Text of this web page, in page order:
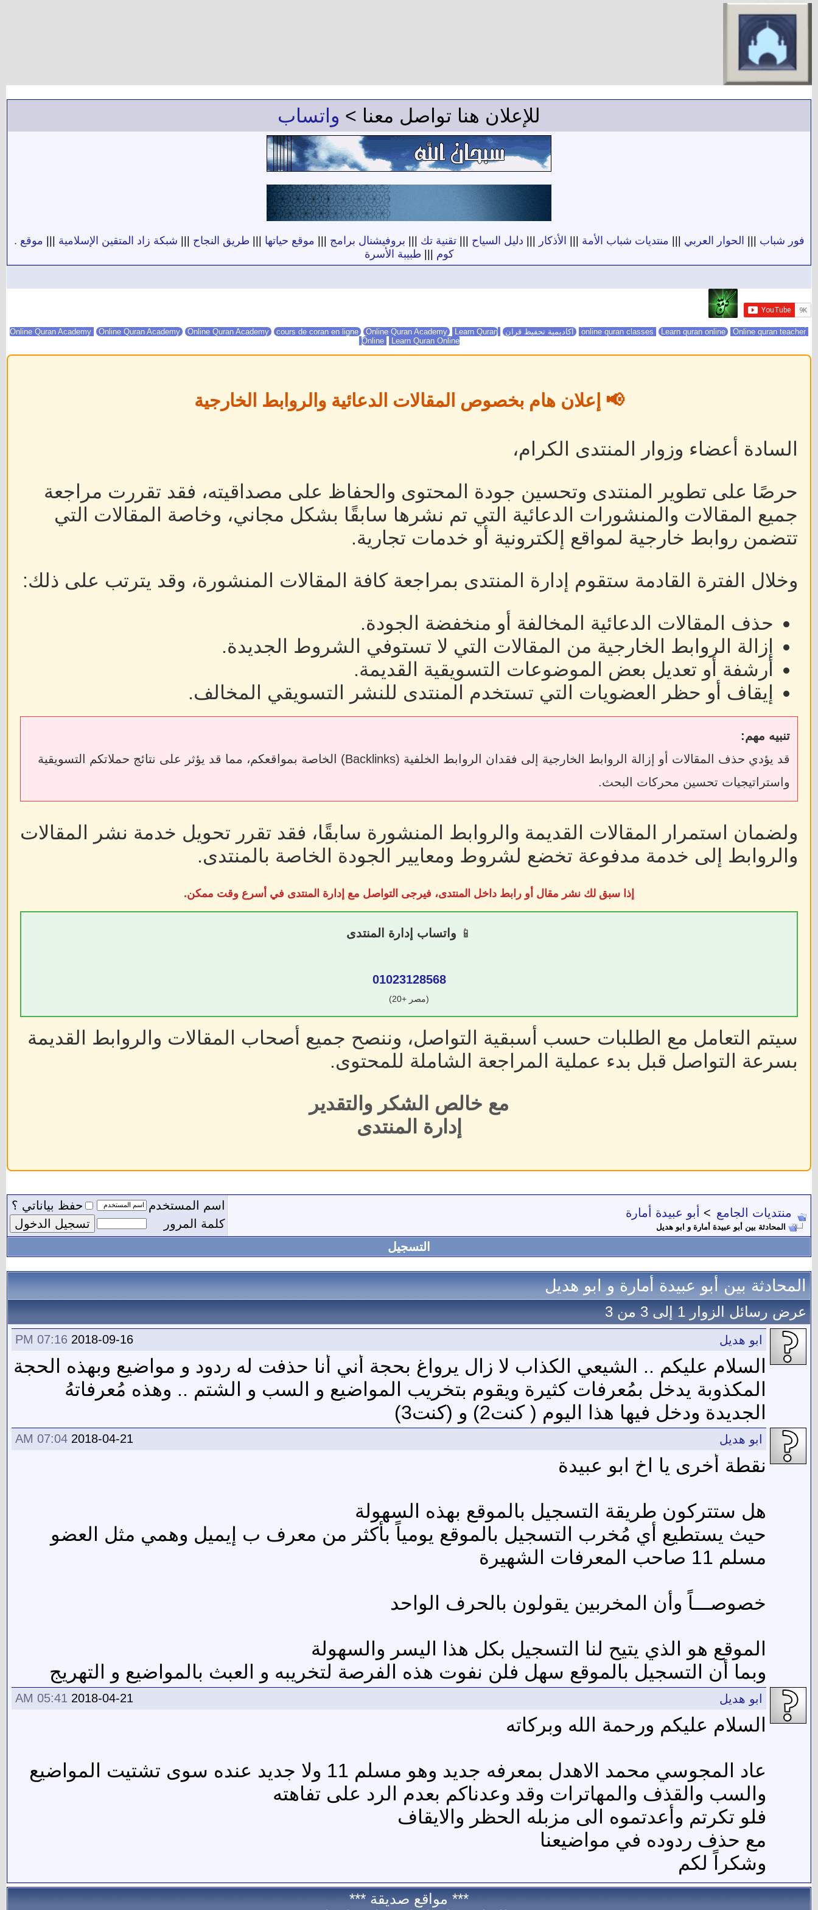
للإعلان هنا تواصل معنا > واتساب
فور شباب الحوار العربي منتديات شباب الأمة الأذكار دليل السياح |||تقنية تك بروفيشنال برامج موقع حياتها طريق النجاح شبكة زاد المتقين الإسلامية
موقع .
كوم
طبيبة الأسرة
Learn quran online Online quran teacher اكاديمية تحفيظ قران Online Quran Academy Online Quran Academy cours de coran en ligne Online Quran Academy
Learn Quran
Online
Learn Quran Online
📢 إعلان هام بخصوص المقالات الدعائية والروابط الخارجية
السادة أعضاء وزوار المنتدى الكرام،
حرصًا على تطوير المنتدى وتحسين جودة المحتوى والحفاظ على مصداقيته، فقد تقررت مراجعة
جميع المقالات والمنشورات الدعائية التي تم نشرها سابقًا بشكل مجاني، وخاصة المقالات التي
تتضمن روابط خارجية لمواقع إلكترونية أو خدمات تجارية.
وخلال الفترة القادمة ستقوم إدارة المنتدى بمراجعة كافة المقالات المنشورة، وقد يترتب على ذلك:
حذف المقالات الدعائية المخالفة أو منخفضة الجودة.
إزالة الروابط الخارجية من المقالات التي لا تستوفي الشروط الجديدة.
أرشفة أو تعديل بعض الموضوعات التسويقية القديمة.
إيقاف أو حظر العضويات التي تستخدم المنتدى للنشر التسويقي المخالف.
تنبيه مهم:
قد يؤدي حذف المقالات أو إزالة الروابط الخارجية إلى فقدان الروابط الخلفية (Backlinks) الخاصة بمواقعكم، مما قد يؤثر على نتائج حملاتكم التسويقية
واستراتيجيات تحسين محركات البحث.
ولضمان استمرار المقالات القديمة والروابط المنشورة سابقًا، فقد تقرر تحويل خدمة نشر المقالات
والروابط إلى خدمة مدفوعة تخضع لشروط ومعايير الجودة الخاصة بالمنتدى.
إذا سبق لك نشر مقال أو رابط داخل المنتدى، فيرجى التواصل مع إدارة المنتدى في أسرع وقت ممكن.
📱 واتساب إدارة المنتدى
01023128568
(مصر +20)
سيتم التعامل مع الطلبات حسب أسبقية التواصل، وننصح جميع أصحاب المقالات والروابط القديمة
بسرعة التواصل قبل بدء عملية المراجعة الشاملة للمحتوى.
مع خالص الشكر والتقدير
إدارة المنتدى
منتديات الجامع > أبو عبيدة أمارة
المحادثة بين أبو عبيدة أمارة و ابو هديل
اسم المستخدم
حفظ بياناتي ؟
كلمة المرور
التسجيل
المحادثة بين أبو عبيدة أمارة و ابو هديل
عرض رسائل الزوار 1 إلى 3من3
2018-09-16
07:16 PM ابو هديل
السلام عليكم .. الشيعي الكذاب لا زال يرواغ بحجة أني أنا حذفت له ردود و مواضيع وبهذه الحجة
المكذوبة يدخل بمُعرفات كثيرة ويقوم بتخريب المواضيع و السب و الشتم .. وهذه مُعرفاتهُ
الجديدة ودخل فيها هذا اليوم ( كنت2) و (كنت3)
2018-04-21
07:04 AM ابو هديل
نقطة أخرى يا اخ ابو عبيدة
هل ستتركون طريقة التسجيل بالموقع بهذه السهولة
حيث يستطيع أي مُخرب التسجيل بالموقع يومياً بأكثر من معرف ب إيميل وهمي مثل العضو
مسلم 11 صاحب المعرفات الشهيرة
خصوصـــاً وأن المخربين يقولون بالحرف الواحد
الموقع هو الذي يتيح لنا التسجيل بكل هذا اليسر والسهولة
وبما أن التسجيل بالموقع سهل فلن نفوت هذه الفرصة لتخريبه و العبث بالمواضيع و التهريج
2018-04-21
05:41 AM ابو هديل
السلام عليكم ورحمة الله وبركاته
عاد المجوسي محمد الاهدل بمعرفه جديد وهو مسلم 11 ولا جديد عنده سوى تشتيت المواضيع
والسب والقذف والمهاترات وقد وعدناكم بعدم الرد على تفاهته
فلو تكرتم وأعدتموه الى مزبله الحظر والايقاف
مع حذف ردوده في مواضيعنا
وشكراً لكم
*** مواقع صديقة ***